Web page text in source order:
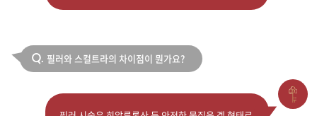
Q. 필러와 스컬트라의 차이점이 뭔가요?